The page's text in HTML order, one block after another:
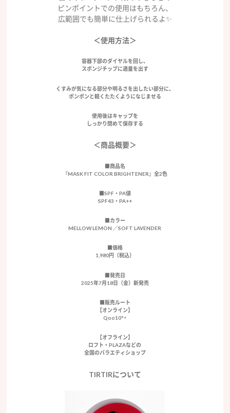
ピンポイントでの使用はもちろん、
広範囲でも簡単に仕上げられるよ✨
＜使用方法＞
容器下部のダイヤルを回し、
スポンジチップに適量を出す
くすみが気になる部分や明るさを出したい部分に、
ポンポンと軽くたたくようになじませる
使用後はキャップを
しっかり閉めて保存する
＜商品概要＞
■商品名
『MASK FIT COLOR BRIGHTENER』全2色
■SPF・PA値
SPF43・PA++
■カラー
MELLOW LEMON ／SOFT LAVENDER
■価格
1,980円（税込）
■発売日
2025年7月18日（金）新発売
■販売ルート
【オンライン】
Qoo10*⁴
【オフライン】
ロフト・PLAZAなどの
全国のバラエティショップ
TIRTIRについて